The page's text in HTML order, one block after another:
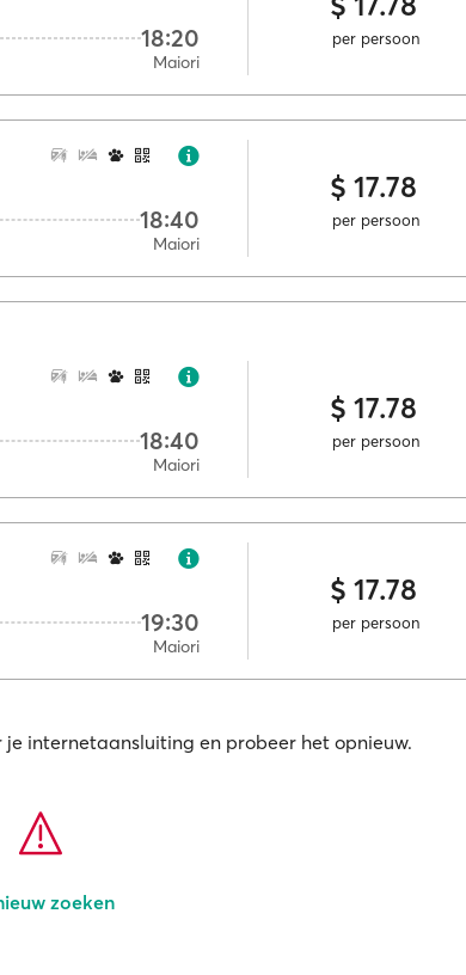
18:20
Maiori
per persoon
18:40
Maiori
$ 17.78
per persoon
18:40
Maiori
$ 17.78
per persoon
19:30
Maiori
$ 17.78
per persoon
internetaansluiting en probeer het opnieuw.
zoeken